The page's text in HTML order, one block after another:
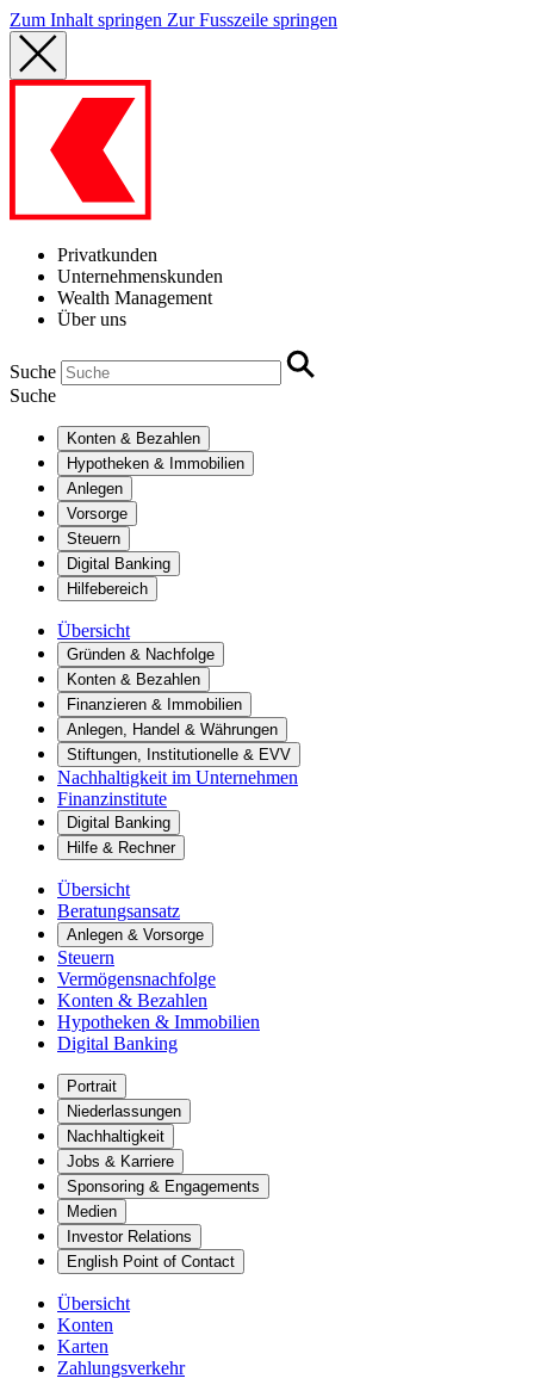
Zum Inhalt springen Zur Fusszeile springen
Privatkunden
Unternehmenskunden
Wealth Management
Über uns
Suche
Suche
Konten & Bezahlen
Hypotheken & Immobilien
Anlegen
Vorsorge
Steuern
Digital Banking
Hilfebereich
Übersicht
Gründen & Nachfolge
Konten & Bezahlen
Finanzieren & Immobilien
Anlegen, Handel & Währungen
Stiftungen, Institutionelle & EVV
Nachhaltigkeit im Unternehmen
Finanzinstitute
Digital Banking
Hilfe & Rechner
Übersicht
Beratungsansatz
Anlegen & Vorsorge
Steuern
Vermögensnachfolge
Konten & Bezahlen
Hypotheken & Immobilien
Digital Banking
Portrait
Niederlassungen
Nachhaltigkeit
Jobs & Karriere
Sponsoring & Engagements
Medien
Investor Relations
English Point of Contact
Übersicht
Konten
Karten
Zahlungsverkehr